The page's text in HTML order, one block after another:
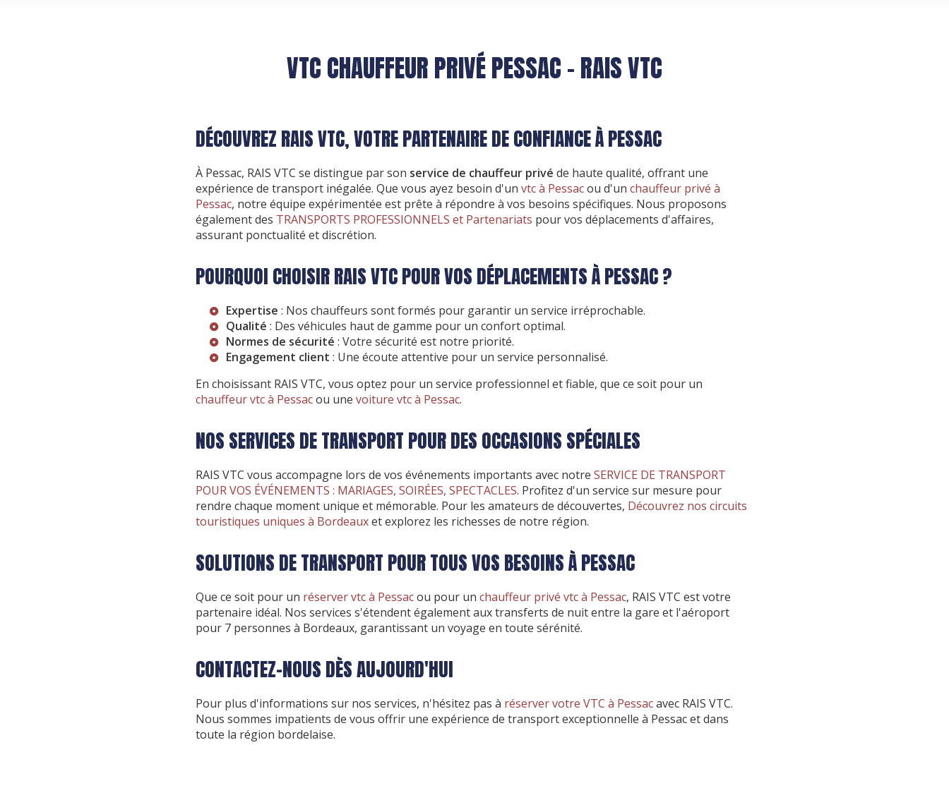
VTC CHAUFFEUR PRIVÉ PESSAC - RAIS VTC
DÉCOUVREZ RAIS VTC, VOTRE PARTENAIRE DE CONFIANCE À PESSAC
À Pessac, RAIS VTC se distingue par son service de chauffeur privé de haute qualité, offrant une
expérience de transport inégalée. Que vous ayez besoin d'un vtc à Pessacou d'un chauffeur privé à
Pessac, notre équipe expérimentée est prête à répondre à vos besoins spécifiques. Nous proposons
également des TRANSPORTS PROFESSIONNELS et Partenariats pour vos déplacements d'affaires,
assurant ponctualité et discrétion.
POURQUOI CHOISIR RAIS VTC POUR VOS DÉPLACEMENTS À PESSAC ?
Expertise : Nos chauffeurs sont formés pour garantir un service irréprochable.
Qualité : Des véhicules haut de gamme pour un confort optimal.
Normes de sécurité : Votre sécurité est notre priorité.
Engagement client : Une écoute attentive pour un service personnalisé.
En choisissant RAIS VTC, vous optez pour un service professionnel et fiable, que ce soit pour un
chauffeur vtc à Pessacou une voiture vtc à Pessac.
NOS SERVICES DE TRANSPORT POUR DES OCCASIONS SPÉCIALES
RAIS VTC vous accompagne lors de vos événements importants avec notre SERVICE DE TRANSPORT
POUR VOS ÉVÉNEMENTS : MARIAGES, SOIRÉES, SPECTACLES. Profitez d'un service sur mesure pour
rendre chaque moment unique et mémorable. Pour les amateurs de découvertes, Découvrez nos circuits
touristiques uniques à Bordeauxet explorez les richesses de notre région.
SOLUTIONS DE TRANSPORT POUR TOUS VOS BESOINS À PESSAC
Que ce soit pour un réserver vtc à Pessacou pour un chauffeur privé vtc à Pessac, RAIS VTC est votre
partenaire idéal. Nos services s'étendent également aux transferts de nuit entre la gare et l'aéroport
pour 7 personnes à Bordeaux, garantissant un voyage en toute sérénité.
CONTACTEZ-NOUS DÈS AUJOURD'HUI
Pour plus d'informations sur nos services, n'hésitez pas à réserver votre VTC à Pessacavec RAIS VTC.
Nous sommes impatients de vous offrir une expérience de transport exceptionnelle à Pessac et dans
toute la région bordelaise.